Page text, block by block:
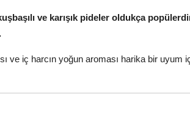
ve karışık pideler oldukça
ve iç harcın yoğun aroması harika bir uyum